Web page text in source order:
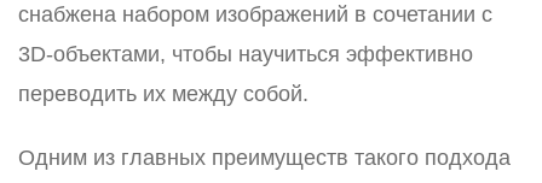
снабжена набором изображений в сочетании с
3D-объектами, чтобы научиться эффективно
переводить их между собой.
Одним из главных преимуществ такого подхода